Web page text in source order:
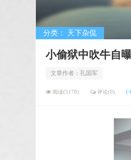
分类： 天下杂侃
小偷狱中吹牛自
文章作者： 孔国军
阅读(5178) 评论(0) [